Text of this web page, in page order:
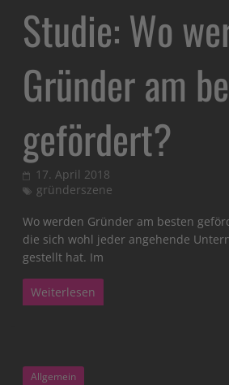
Studie: Wo
Gründer am
gefördert?
17. April 2018
gründerszene
Wo werden Gründer am besten
die sich wohl jeder angehende
gestellt hat. Im
Weiterlesen
Allgemein